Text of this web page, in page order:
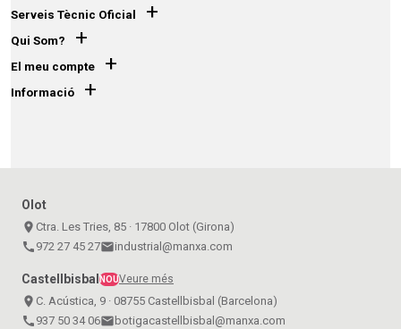
Serveis Tècnic Oficial +
Qui Som? +
El meu compte +
Informació +
Olot
place Ctra. Les Tries, 85 · 17800 Olot (Girona)
call 972 27 45 27emailindustrial@manxa.com
CastellbisbalNOUVeure més
place C. Acústica, 9 · 08755 Castellbisbal (Barcelona)
call 937 50 34 06emailbotigacastellbisbal@manxa.com